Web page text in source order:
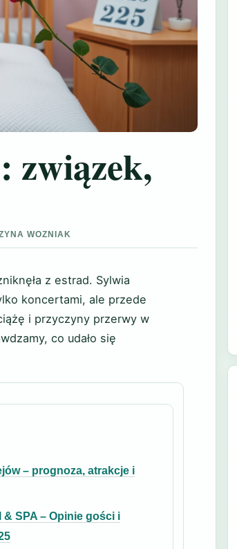
związek,
WOZNIAK
z estrad. Sylwia
koncertami, ale przede
i przyczyny przerwy w
co udało się
– prognoza, atrakcje i
& SPA – Opinie gości i